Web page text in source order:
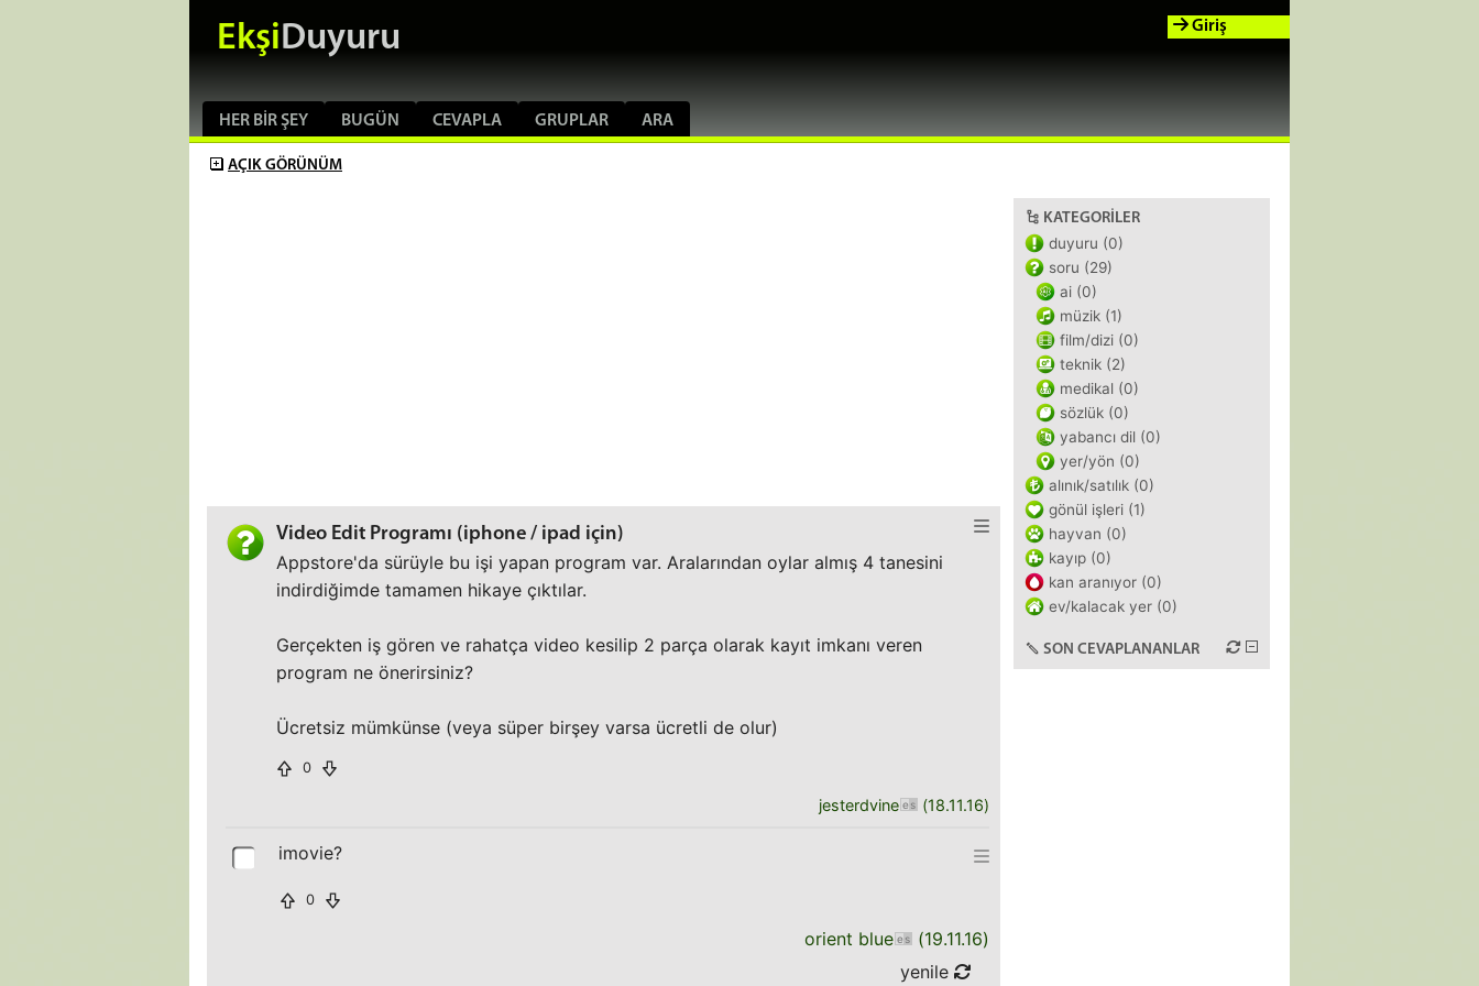
EkşiDuyuru
HER BIR ŞEY BUGÜN CEVAPLA GRUPLAR ARA
Giriş
AÇIK GÖRÜNÜM
Video Edit Programı (iphone / ipad için)
Appstore'da sürüyle bu işi yapan program var. Aralarından oylar almış 4 tanesini
indirdiğimde tamamen hikaye çıktılar.
Gerçekten iş gören ve rahatça video kesilip 2 parça olarak kayıt imkanı veren
program ne önerirsiniz?
Ücretsiz mümkünse (veya süper birşey varsa ücretli de olur)
0
jesterdvine (18.11.16)
imovie?
0
orient blue (19.11.16)
yenile
KATEGORILER
duyuru (0)
soru (29)
ai (0)
müzik (1)
film/dizi (0)
teknik (2)
medikal (0)
sözlük (0)
yabancı dil (0)
yer/yön (0)
alınık/satılık (0)
gönül işleri (1)
hayvan (0)
kayıp (0)
kan aranıyor (0)
ev/kalacak yer (0)
SON CEVAPLANANLAR